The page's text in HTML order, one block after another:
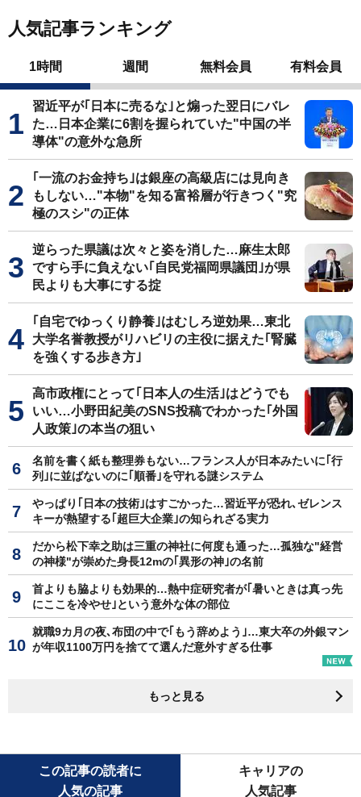
人気記事ランキング
1時間 週間 無料会員 有料会員
習近平が｢日本に売るな｣と煽った翌日にバレ
た…日本企業に6割を握られていた"中国の半
導体"の意外な急所
｢一流のお金持ち｣は銀座の高級店には見向き
もしない…"本物"を知る富裕層が行きつく"究
極のスシ"の正体
逆らった県議は次々と姿を消した…麻生太郎
ですら手に負えない｢自民党福岡県議団｣が県
民よりも大事にする掟
｢自宅でゆっくり静養｣はむしろ逆効果…東北
大学名誉教授がリハビリの主役に据えた｢腎臓
を強くする歩き方｣
高市政権にとって｢日本人の生活｣はどうでも
いい…小野田紀美のSNS投稿でわかった｢外国
人政策｣の本当の狙い
名前を書く紙も整理券もない…フランス人が日本みたいに｢行
列｣に並ばないのに｢順番｣を守れる謎システム
やっぱり｢日本の技術｣はすごかった…習近平が恐れ､ゼレンス
キーが熱望する｢超巨大企業｣の知られざる実力
だから松下幸之助は三重の神社に何度も通った…孤独な"経営
の神様"が崇めた身長12mの｢異形の神｣の名前
首よりも脇よりも効果的…熱中症研究者が｢暑いときは真っ先
にここを冷やせ｣という意外な体の部位
就職9カ月の夜､布団の中で｢もう辞めよう｣…東大卒の外銀マン
が年収1100万円を捨てて選んだ意外すぎる仕事
もっと見る
この記事の読者に
人気の記事
キャリアの
人気記事